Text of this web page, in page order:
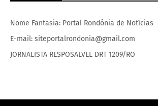
Nome Fantasia: Portal Rondônia de Notícias
E-mail: siteportalrondonia@gmail.com
JORNALISTA RESPOSALVEL DRT 1209/RO